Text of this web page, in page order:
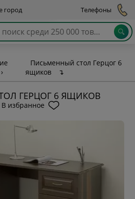
город Телефоны
›
Письменный стол Герцог 6
ящиков
↴
ГЕРЦОГ 6 ЯЩИКОВ
В избранное